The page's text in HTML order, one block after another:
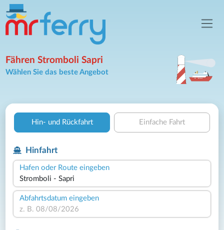
Fähren Stromboli Sapri
Wählen Sie das beste Angebot
Hin- und Rückfahrt Einfache Fahrt
Hinfahrt
Hafen oder Route eingeben
Abfahrtsdatum eingeben